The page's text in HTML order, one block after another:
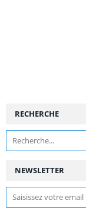
NEWSLETTER
RECHERCHE